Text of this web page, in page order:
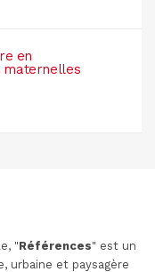
en
maternelles
"Références" est un
urbaine et paysagère